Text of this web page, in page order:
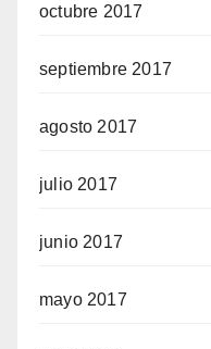
octubre 2017
septiembre 2017
agosto 2017
julio 2017
junio 2017
mayo 2017